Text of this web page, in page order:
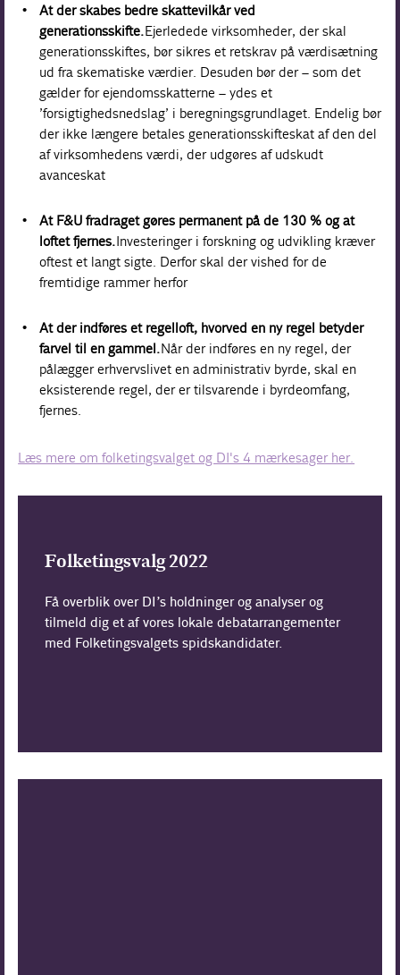
At der skabes bedre skattevilkår ved
generationsskifte.Ejerledede virksomheder, der skal
generationsskiftes, bør sikres et retskrav på værdisætning
ud fra skematiske værdier. Desuden bør der – som det
gælder for ejendomsskatterne – ydes et
’forsigtighedsnedslag’ i beregningsgrundlaget. Endelig bør
der ikke længere betales generationsskifteskat af den del
af virksomhedens værdi, der udgøres af udskudt
avanceskat
At F&U fradraget gøres permanent på de 130 % og at
loftet fjernes.Investeringer i forskning og udvikling kræver
oftest et langt sigte. Derfor skal der vished for de
fremtidige rammer herfor
At der indføres et regelloft, hvorved en ny regel betyder
farvel til en gammel.Når der indføres en ny regel, der
pålægger erhvervslivet en administrativ byrde, skal en
eksisterende regel, der er tilsvarende i byrdeomfang,
fjernes.
Læs mere om folketingsvalget og DI's 4 mærkesager her.
Folketingsvalg 2022
Få overblik over DI’s holdninger og analyser og
tilmeld dig et af vores lokale debatarrangementer
med Folketingsvalgets spidskandidater.